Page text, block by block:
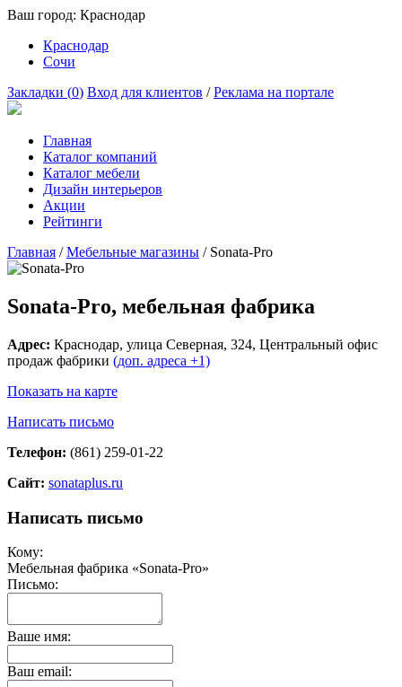
Ваш город: Краснодар
Краснодар
Сочи
Закладки (0) Вход для клиентов /Реклама на портале
Главная
Каталог компаний
Каталог мебели
Дизайн интерьеров
Акции
Рейтинги
Главная /Мебельные магазины / Sonata-Pro
Sonata-Pro, мебельная фабрика
Адрес: Краснодар, улица Северная, 324, Центральный офис
продаж фабрики (доп. адреса +1)
Показать на карте
Написать письмо
Телефон: (861) 259-01-22
Сайт: sonataplus.ru
Написать письмо
Кому:
Мебельная фабрика «Sonata-Pro»
Письмо:
Ваше имя:
Ваш email: